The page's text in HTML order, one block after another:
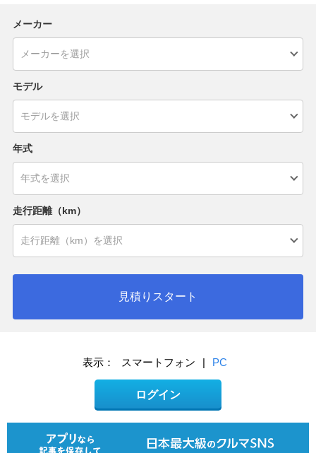
メーカー
モデル
年式
走行距離（km）
見積りスタート
表示： スマートフォン | PC
ログイン